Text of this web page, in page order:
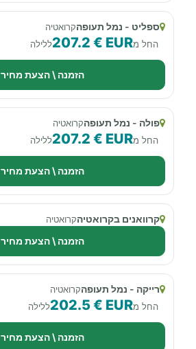
ספליט - נמל תעופהקרואטיה
החל מ207.2 € EURללילה
הזמנה \ הצעת מחיר
פולה - נמל תעופהקרואטיה
החל מ207.2 € EURללילה
הזמנה \ הצעת מחיר
קרוואנים בקרואטיהקרואטיה
הזמנה \ הצעת מחיר
רייקה - נמל תעופהקרואטיה
החל מ202.5 € EURללילה
הזמנה \ הצעת מחיר